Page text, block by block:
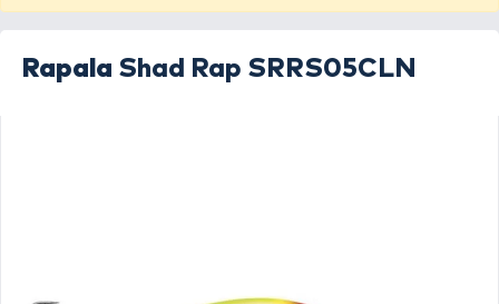
Rapala Shad Rap SRRS05CLN